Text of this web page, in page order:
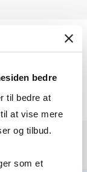
bedre
til bedre at
at vise mere
og tilbud.
som et